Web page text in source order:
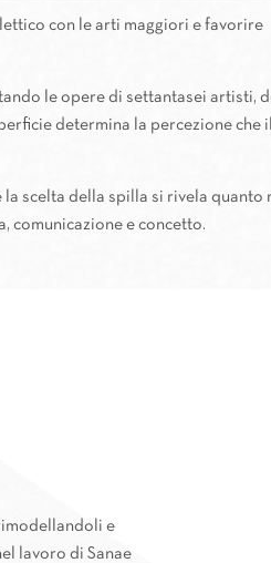
con le arti maggiori e favorire
le opere di settantasei artisti,
determina la percezione che
scelta della spilla si rivela quanto
comunicazione e concetto.
e
lavoro di Sanae